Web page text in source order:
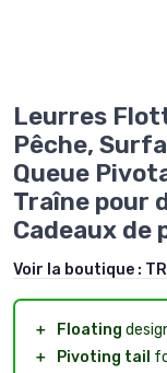
Leurres
Pêche,
Queue
Traîne pour
Cadeaux de
Voir la boutique :
＋ Floating
＋
Pivoting tail